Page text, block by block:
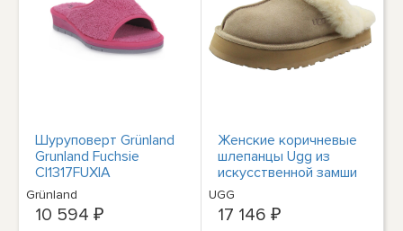
Шуруповерт Grünland
Grunland Fuchsie
CI1317FUXIA
Grünland
10 594 ₽
Женские коричневые
шлепанцы Ugg из
искусственной замши
с подкладкой из
искусственного меха,
9 средних размеров
UGG
17 146 ₽